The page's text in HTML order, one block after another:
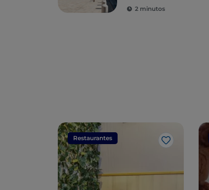
joyas para revivir el
2 minutos
Restaurantes
Me gusta